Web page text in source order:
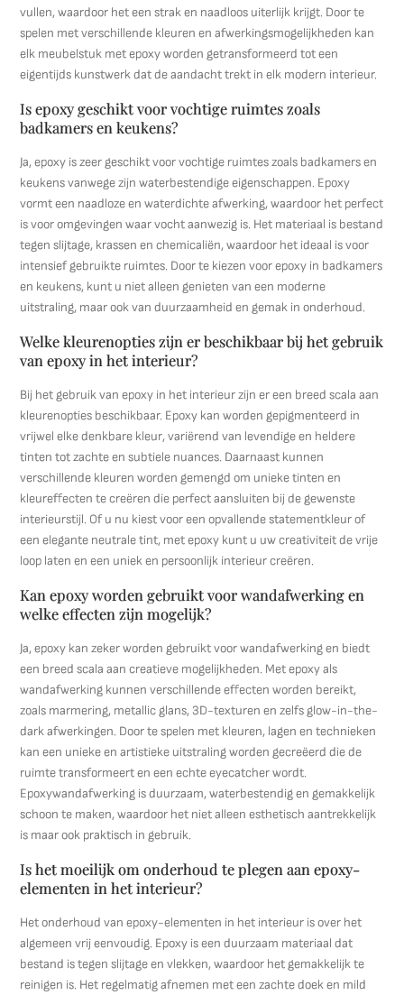
vullen, waardoor het een strak en naadloos uiterlijk krijgt. Door te
spelen met verschillende kleuren en afwerkingsmogelijkheden kan
elk meubelstuk met epoxy worden getransformeerd tot een
eigentijds kunstwerk dat de aandacht trekt in elk modern interieur.
Is epoxy geschikt voor vochtige ruimtes zoals
badkamers en keukens?
Ja, epoxy is zeer geschikt voor vochtige ruimtes zoals badkamers en
keukens vanwege zijn waterbestendige eigenschappen. Epoxy
vormt een naadloze en waterdichte afwerking, waardoor het perfect
is voor omgevingen waar vocht aanwezig is. Het materiaal is bestand
tegen slijtage, krassen en chemicaliën, waardoor het ideaal is voor
intensief gebruikte ruimtes. Door te kiezen voor epoxy in badkamers
en keukens, kunt u niet alleen genieten van een moderne
uitstraling, maar ook van duurzaamheid en gemak in onderhoud.
Welke kleurenopties zijn er beschikbaar bij het gebruik
van epoxy in het interieur?
Bij het gebruik van epoxy in het interieur zijn er een breed scala aan
kleurenopties beschikbaar. Epoxy kan worden gepigmenteerd in
vrijwel elke denkbare kleur, variërend van levendige en heldere
tinten tot zachte en subtiele nuances. Daarnaast kunnen
verschillende kleuren worden gemengd om unieke tinten en
kleureffecten te creëren die perfect aansluiten bij de gewenste
interieurstijl. Of u nu kiest voor een opvallende statementkleur of
een elegante neutrale tint, met epoxy kunt u uw creativiteit de vrije
loop laten en een uniek en persoonlijk interieur creëren.
Kan epoxy worden gebruikt voor wandafwerking en
welke effecten zijn mogelijk?
Ja, epoxy kan zeker worden gebruikt voor wandafwerking en biedt
een breed scala aan creatieve mogelijkheden. Met epoxy als
wandafwerking kunnen verschillende effecten worden bereikt,
zoals marmering, metallic glans, 3D-texturen en zelfs glow-in-the-
dark afwerkingen. Door te spelen met kleuren, lagen en technieken
kan een unieke en artistieke uitstraling worden gecreëerd die de
ruimte transformeert en een echte eyecatcher wordt.
Epoxywandafwerking is duurzaam, waterbestendig en gemakkelijk
schoon te maken, waardoor het niet alleen esthetisch aantrekkelijk
is maar ook praktisch in gebruik.
Is het moeilijk om onderhoud te plegen aan epoxy-
elementen in het interieur?
Het onderhoud van epoxy-elementen in het interieur is over het
algemeen vrij eenvoudig. Epoxy is een duurzaam materiaal dat
bestand is tegen slijtage en vlekken, waardoor het gemakkelijk te
reinigen is. Het regelmatig afnemen met een zachte doek en mild